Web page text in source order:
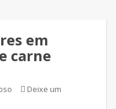
em
carne
Deixe um